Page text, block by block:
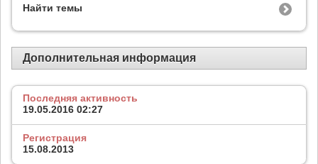
Найти темы
Дополнительная информация
Последняя активность
19.05.2016 02:27
Регистрация
15.08.2013